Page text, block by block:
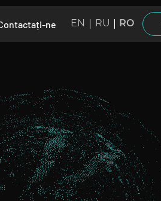
EN RO
RU
ne